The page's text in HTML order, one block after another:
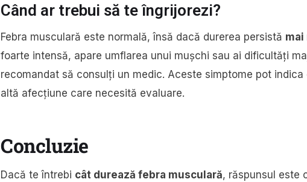
Când ar trebui să te îngrijorezi?
Febra musculară este normală, însă dacă durerea persistă mai
foarte intensă, apare umflarea unui mușchi sau ai dificultăți
recomandat să consulți un medic. Aceste simptome pot
altă afecțiune care necesită evaluare.
Concluzie
Dacă te întrebi cât durează febra musculară, răspunsul este